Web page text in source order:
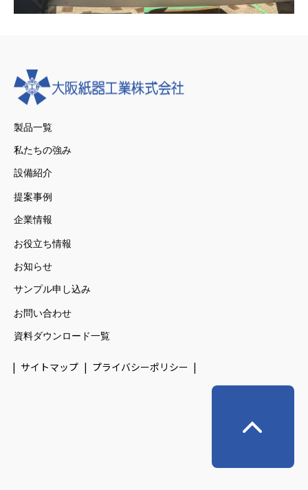
製品一覧
私たちの強み
設備紹介
提案事例
企業情報
お役立ち情報
お知らせ
サンプル申し込み
お問い合わせ
資料ダウンロード一覧
サイトマップ プライバシーポリシー